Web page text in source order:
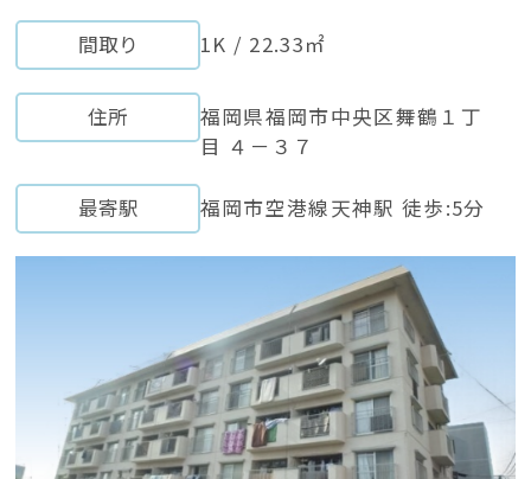
間取り 1K / 22.33㎡
住所
福岡県福岡市中央区舞鶴１丁
目 ４－３７
最寄駅 福岡市空港線天神駅 徒歩:5分